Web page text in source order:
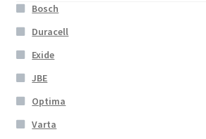
Bosch
Duracell
Exide
JBE
Optima
Varta